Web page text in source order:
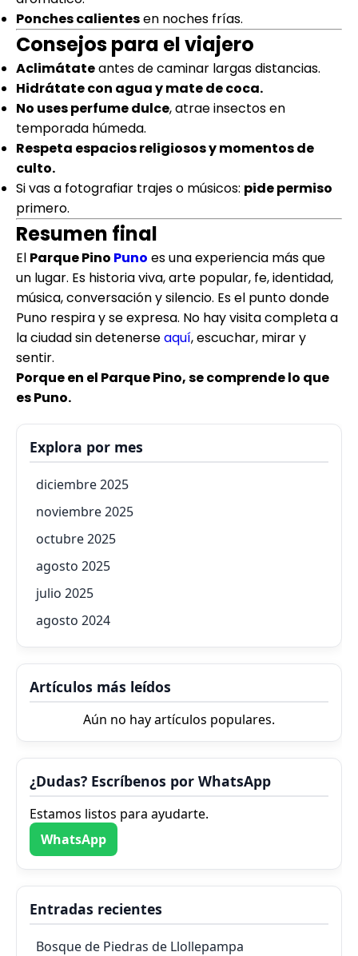
Ponches calientesen noches frías.
Consejos para el viajero
Aclimátateantes de caminar largas distancias.
Hidrátate con agua y mate de coca.
No uses perfume dulce, atrae insectos en
temporada húmeda.
Respeta espacios religiosos y momentos de
culto.
Si vas a fotografiar trajes o músicos: pide permiso
primero.
Resumen final
El Parque Pino Puno es una experiencia más que
un lugar. Es historia viva, arte popular, fe, identidad,
música, conversación y silencio. Es el punto donde
Puno respira y se expresa. No hay visita completa a
la ciudad sin detenerseaquí, escuchar, mirar y
sentir.
Porque en el Parque Pino, se comprende lo que
es Puno.
Explora por mes
diciembre 2025
noviembre 2025
octubre 2025
agosto 2025
julio 2025
agosto 2024
Artículos más leídos
Aún no hay artículos populares.
¿Dudas? Escríbenos por WhatsApp
Estamos listos para ayudarte.
WhatsApp
Entradas recientes
Bosque de Piedras de Llollepampa